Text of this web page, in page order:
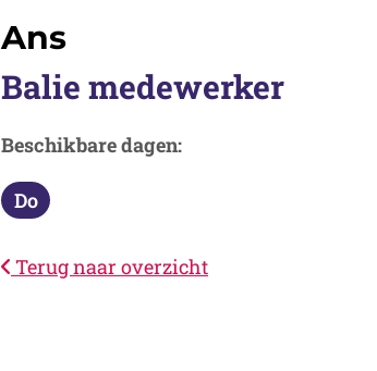
Ans
Balie medewerker
Beschikbare dagen:
Donderdag
Do
Terug naar overzicht